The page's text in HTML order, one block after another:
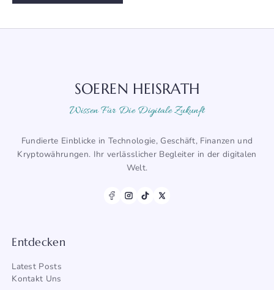
SOEREN HEISRATH
Wissen Für Die Digitale Zukunft
Fundierte Einblicke in Technologie, Geschäft, Finanzen und
Kryptowährungen. Ihr verlässlicher Begleiter in der digitalen
Welt.
Entdecken
Latest Posts
Kontakt Uns